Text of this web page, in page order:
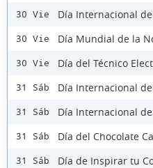
30 Vie Día Internacional
30 Vie Día Mundial de la
30 Vie Día del Técnico
31 Sáb Día Internacional
31 Sáb Día Internacional
31 Sáb Día del Chocolate
31 Sáb Día de Inspirar tu